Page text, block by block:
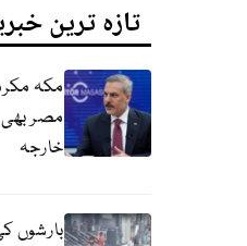
تازہ ترین
مکہ
مصر
خارجہ
بارشوں